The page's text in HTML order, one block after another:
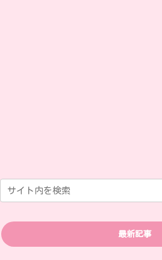
最新記事